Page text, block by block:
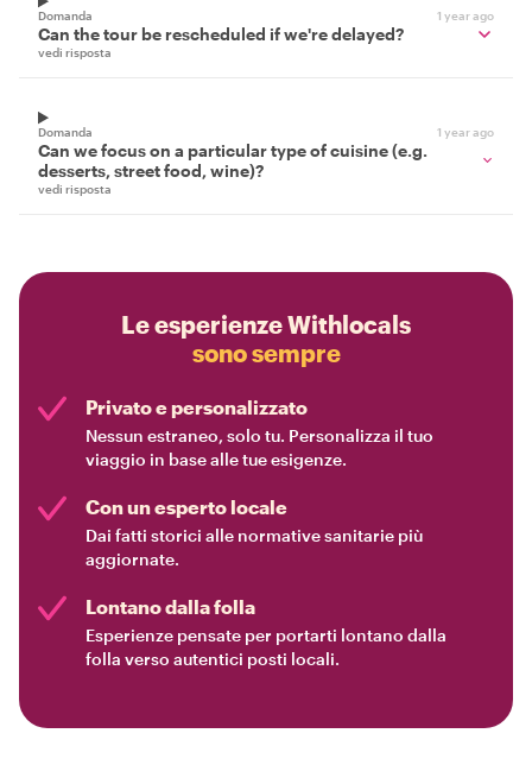
Domanda 1 year ago
Can the tour be rescheduled if we're delayed?
vedi risposta
Domanda 1 year ago
Can we focus on a particular type of cuisine (e.g.
desserts, street food, wine)?
vedi risposta
Le esperienze Withlocals
sono sempre
Privato e personalizzato
Nessun estraneo, solo tu. Personalizza il tuo
viaggio in base alle tue esigenze.
Con un esperto locale
Dai fatti storici alle normative sanitarie più
aggiornate.
Lontano dalla folla
Esperienze pensate per portarti lontano dalla
folla verso autentici posti locali.